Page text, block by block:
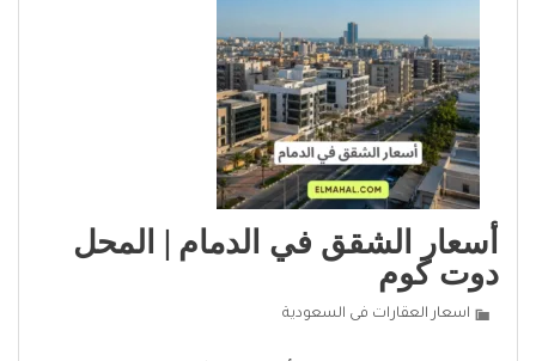
أسعار الشقق في الدمام | المحل
دوت كوم
اسعار العقارات فى السعودية